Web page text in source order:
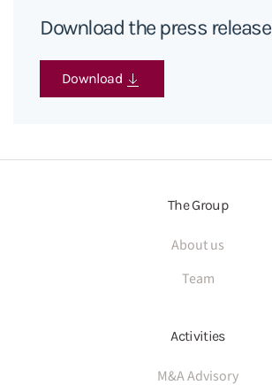
Download the press release
Download
The Group
About us
Team
Activities
M&A Advisory